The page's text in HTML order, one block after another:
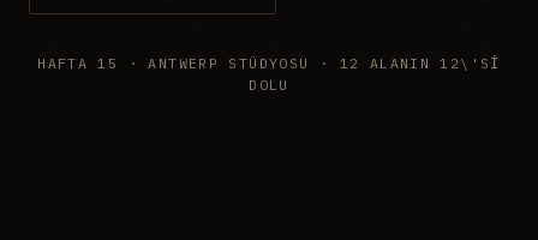
HAFTA 15 · ANTWERP STÜDYOSU · 12 ALANIN 12\'SI
DOLU